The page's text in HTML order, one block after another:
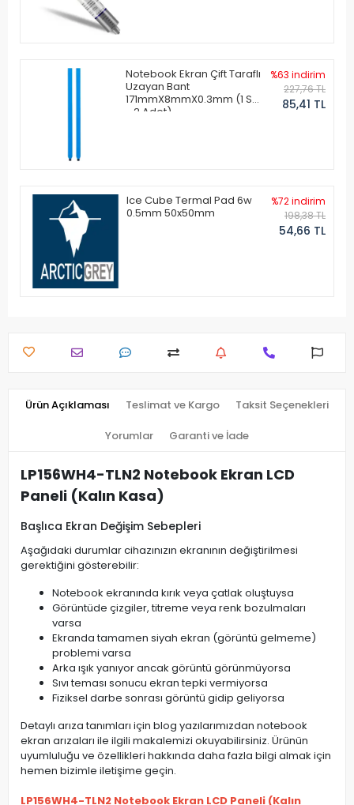
Notebook Ekran Çift Taraflı
Uzayan Bant
171mmX8mmX0.3mm (1 Set
- 2 Adet)
%63 indirim
227,76 TL
85,41 TL
Ice Cube Termal Pad 6w
0.5mm 50x50mm
%72 indirim
198,38 TL
54,66 TL
Ürün Açıklaması Teslimat ve Kargo Taksit Seçenekleri
Yorumlar Garanti ve İade
LP156WH4-TLN2 Notebook Ekran LCD
Paneli (Kalın Kasa)
Başlıca Ekran Değişim Sebepleri
Aşağıdaki durumlar cihazınızın ekranının değiştirilmesi
gerektiğini gösterebilir:
Notebook ekranında kırık veya çatlak oluştuysa
Görüntüde çizgiler, titreme veya renk bozulmaları
varsa
Ekranda tamamen siyah ekran (görüntü gelmeme)
problemi varsa
Arka ışık yanıyor ancak görüntü görünmüyorsa
Sıvı teması sonucu ekran tepki vermiyorsa
Fiziksel darbe sonrası görüntü gidip geliyorsa
Detaylı arıza tanımları için blog yazılarımızdan notebook
ekran arızaları ile ilgili makalemizi okuyabilirsiniz. Ürünün
uyumluluğu ve özellikleri hakkında daha fazla bilgi almak için
hemen bizimle iletişime geçin.
LP156WH4-TLN2 Notebook Ekran LCD Paneli (Kalın